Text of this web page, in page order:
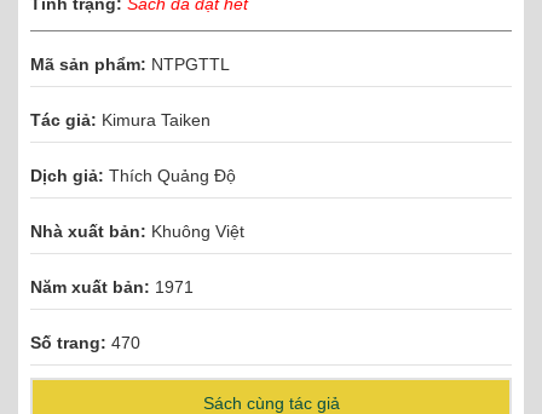
Mã sản phẩm: NTPGTTL
Tác giả: Kimura Taiken
Dịch giả: Thích Quảng Độ
Nhà xuất bản: Khuông Việt
Năm xuất bản: 1971
Số trang: 470
Sách cùng tác giả